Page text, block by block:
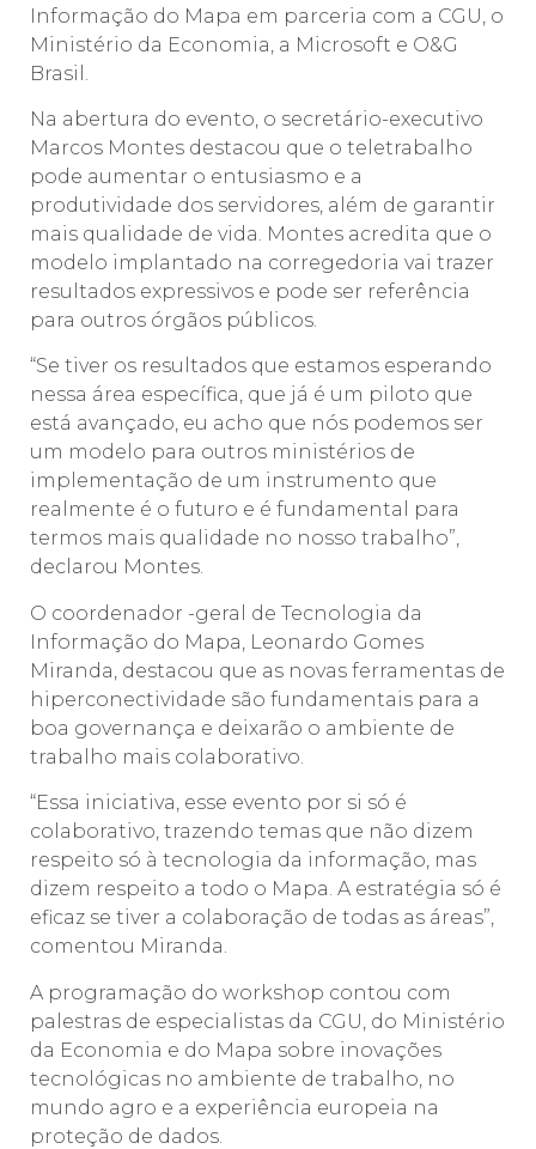
Informação do Mapa em parceria com a CGU, o
Ministério da Economia, a Microsoft e O&G
Brasil.
Na abertura do evento, o secretário-executivo
Marcos Montes destacou que o teletrabalho
pode aumentar o entusiasmo e a
produtividade dos servidores, além de garantir
mais qualidade de vida. Montes acredita que o
modelo implantado na corregedoria vai trazer
resultados expressivos e pode ser referência
para outros órgãos públicos.
“Se tiver os resultados que estamos esperando
nessa área específica, que já é um piloto que
está avançado, eu acho que nós podemos ser
um modelo para outros ministérios de
implementação de um instrumento que
realmente é o futuro e é fundamental para
termos mais qualidade no nosso trabalho”,
declarou Montes.
O coordenador -geral de Tecnologia da
Informação do Mapa, Leonardo Gomes
Miranda, destacou que as novas ferramentas de
hiperconectividade são fundamentais para a
boa governança e deixarão o ambiente de
trabalho mais colaborativo.
“Essa iniciativa, esse evento por si só é
colaborativo, trazendo temas que não dizem
respeito só à tecnologia da informação, mas
dizem respeito a todo o Mapa. A estratégia só é
eficaz se tiver a colaboração de todas as áreas”,
comentou Miranda.
A programação do workshop contou com
palestras de especialistas da CGU, do Ministério
da Economia e do Mapa sobre inovações
tecnológicas no ambiente de trabalho, no
mundo agro e a experiência europeia na
proteção de dados.